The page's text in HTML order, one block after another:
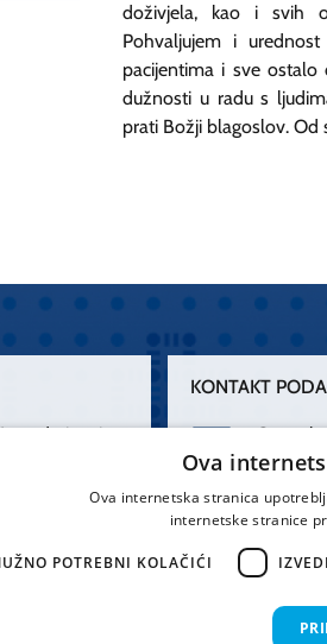
doživjela, kao i svih
Pohvaljujem i
pacijentima i sve
dužnosti u radu s
prati Božji blagoslov. Od
darivanja
donirajmo od
KONTAKT
Centrala
021 556
21000
Hrvatska
Ova
Ova internetska stranica
internetske stranice
POTREBNI KOLAČIĆI